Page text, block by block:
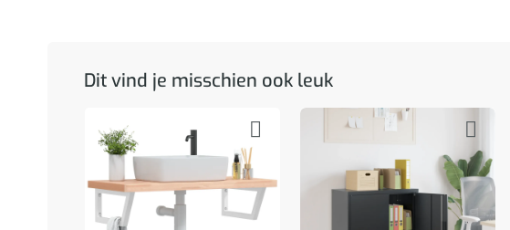
Dit vind je misschien ook leuk